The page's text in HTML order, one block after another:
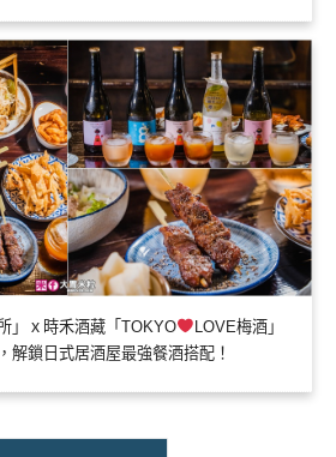
」ｘ時禾酒藏「TOKYO
LOVE梅酒」
解鎖日式居酒屋最強餐酒搭配！